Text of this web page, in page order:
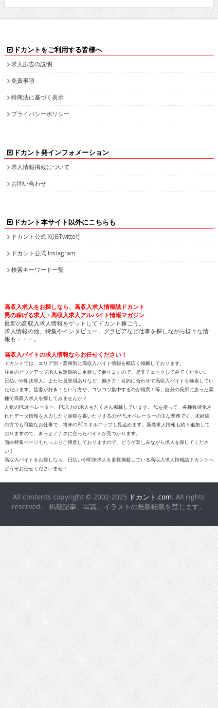
ドカントをご利用する皆様へ
求人広告の説明
免責事項
特商法に基づく表示
プライバシーポリシー
ドカント発インフォメーション
求人情報掲載について
お問い合わせ
ドカント本サイト以外にこちらも
ドカント公式 X(旧Twitter)
ドカント公式 Instagram
検索キーワード一覧
高収入求人をお探しなら、高収入求人情報誌ドカント
男の稼げる求人・高収入求人アルバイト情報マガジン
最新の高収入求人情報をゲットしてドカント稼ごう。
求人情報の他、特集やインタビュー、グラビアなど仕事を探しながら様々な情
報も・・・。
高収入バイトの求人情報ならお任せください！
ドカントでは、エリア別・業種別に高収入バイト情報を幅広く掲載しております。
注目のピックアップ求人も定期的に更新して参りますので、是非チェックしてみてください。
日払いや即決求人、また社員登用ありなど、働き方・目的に合わせて高収入バイトを検索してい
ただけます。接客が好き！という方や、コツコツ集中するのが得意！等、自分の長所にあった業
種で高収入求人を探してみませんか？
人気のPCオペレーター、PC入力の求人もたくさん掲載しています。PCを使って、各種数値化さ
れたデータ情報を入力したり原稿を書いたりするのがPCオペレーターの主な業務です。未経験
の方でも可能なお仕事で、将来のPCスキルアップも見込めます。新着求人情報も続々追加して
おりますので、きっとアナタに合ったバイトが見つかります。
面白特集ページもたっぷりご用意しておりますので、どうぞ楽しみながら求人を探してくださ
い！
高収入バイトをお探しなら、日払いや即決求人を多数掲載している高収入求人情報誌ドカントへ
どうぞお任せくださいませ！
All contents copyright © 2002-2025 ドカント.com. All rights
reserved. 掲載記事、写真、イラストの無断転載を禁じます。